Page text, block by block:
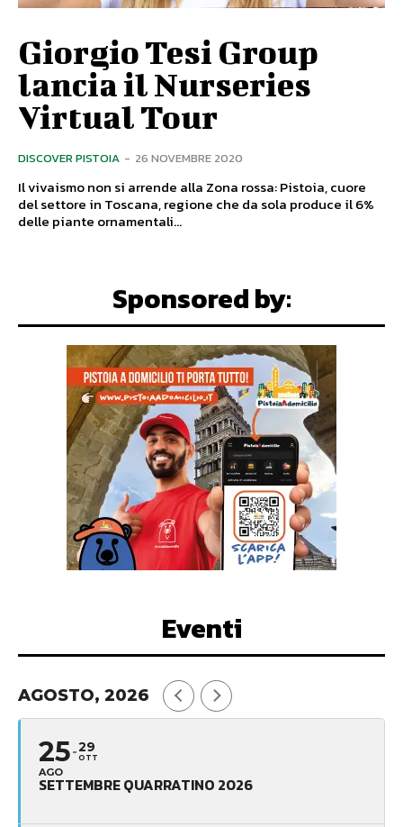
Giorgio Tesi Group
lancia il Nurseries
Virtual Tour
DISCOVER PISTOIA - 26 NOVEMBRE 2020
Il vivaismo non si arrende alla Zona rossa: Pistoia, cuore
del settore in Toscana, regione che da sola produce il 6%
delle piante ornamentali...
Sponsored by:
Eventi
AGOSTO, 2026
25
AGO
29
OTT
SETTEMBRE QUARRATINO 2026